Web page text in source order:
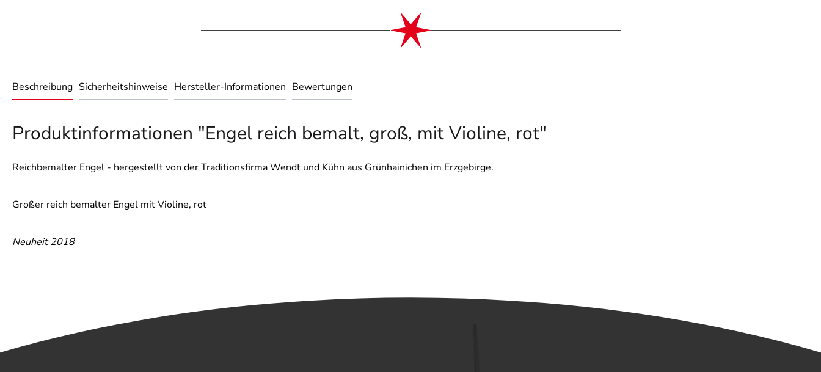
Beschreibung Sicherheitshinweise Hersteller-Informationen Bewertungen
Produktinformationen "Engel reich bemalt, groß, mit Violine, rot"
Reichbemalter Engel - hergestellt von der Traditionsfirma Wendt und Kühn aus Grünhainichen im Erzgebirge.
Großer reich bemalter Engel mit Violine, rot
Neuheit 2018